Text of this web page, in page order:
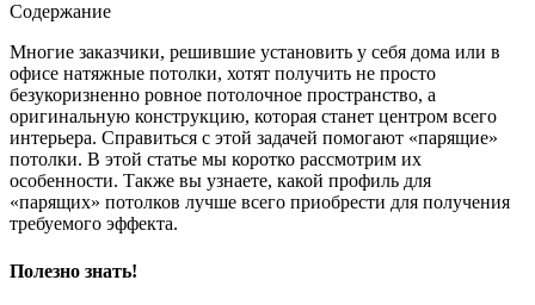
Содержание
Многие заказчики, решившие установить у себя дома или в
офисе натяжные потолки, хотят получить не просто
безукоризненно ровное потолочное пространство, а
оригинальную конструкцию, которая станет центром всего
интерьера. Справиться с этой задачей помогают «парящие»
потолки. В этой статье мы коротко рассмотрим их
особенности. Также вы узнаете, какой профиль для
«парящих» потолков лучше всего приобрести для получения
требуемого эффекта.
Полезно знать!